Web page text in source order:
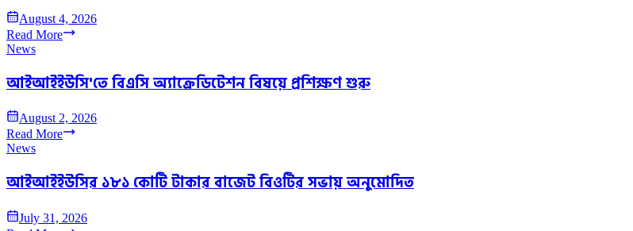
August 4, 2026
Read More
News
আইআইইউসি'তে বিএসি অ্যাক্রেডিটেশন বিষয়ে প্রশিক্ষণ শুরু
August 2, 2026
Read More
News
আইআইইউসির ১৮১ কোটি টাকার বাজেট বিওটির সভায় অনুমোদিত
July 31, 2026